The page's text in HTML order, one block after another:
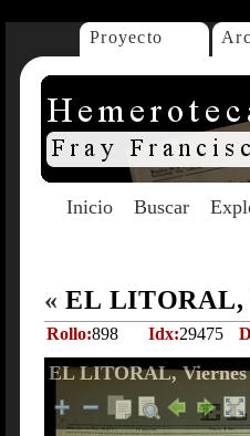
Proyecto
Inicio Buscar
« EL LITORAL,
Rollo:898 Idx:29475
EL LITORAL, Viernes